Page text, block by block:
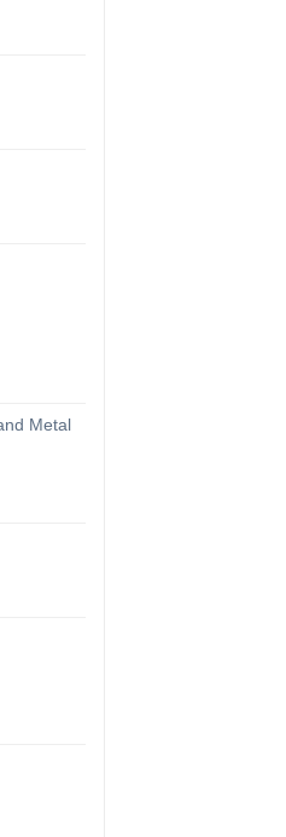
Metal